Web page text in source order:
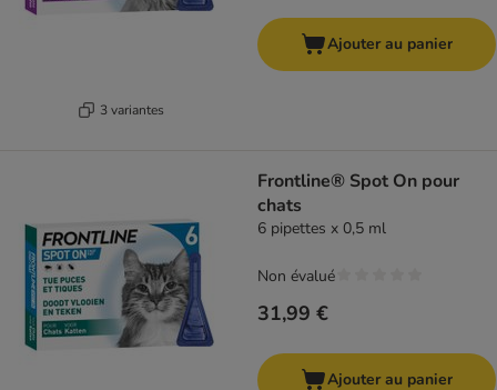
3 variantes
Ajouter au panier
Frontline® Spot On pour
chats
6 pipettes x 0,5 ml
31,99 €
Non évalué
Ajouter au panier